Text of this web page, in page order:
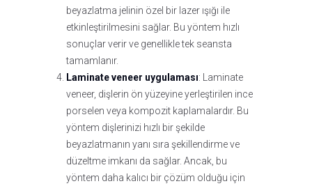
beyazlatma jelinin özel bir lazer ışığı ile
etkinleştirilmesini sağlar. Bu yöntem hızlı
sonuçlar verir ve genellikle tek seansta
tamamlanır.
Laminate veneer uygulaması: Laminate
veneer, dişlerin ön yüzeyine yerleştirilen ince
porselen veya kompozit kaplamalardır. Bu
yöntem dişlerinizi hızlı bir şekilde
beyazlatmanın yanı sıra şekillendirme ve
düzeltme imkanı da sağlar. Ancak, bu
yöntem daha kalıcı bir çözüm olduğu için